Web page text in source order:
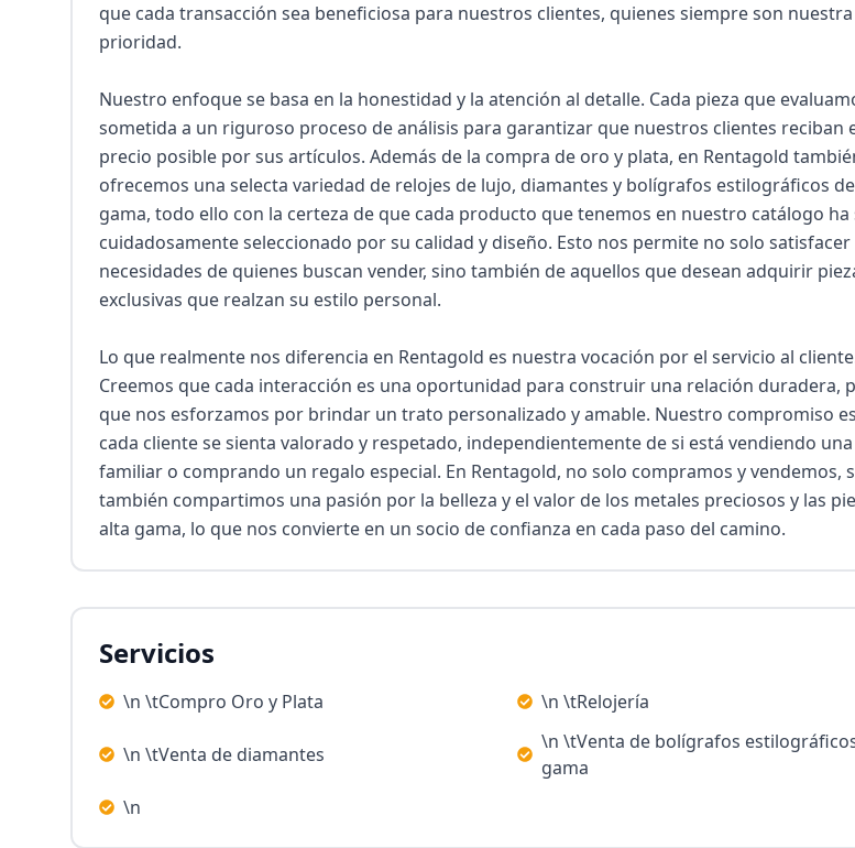
que cada transacción sea beneficiosa para nuestros clientes, quienes siempre son nuestra
prioridad.
Nuestro enfoque se basa en la honestidad y la atención al detalle. Cada pieza que
sometida a un riguroso proceso de análisis para garantizar que nuestros clientes reciban
precio posible por sus artículos. Además de la compra de oro y plata, en Rentagold
ofrecemos una selecta variedad de relojes de lujo, diamantes y bolígrafos estilográficos
gama, todo ello con la certeza de que cada producto que tenemos en nuestro catálogo ha
cuidadosamente seleccionado por su calidad y diseño. Esto nos permite no solo satisfacer
necesidades de quienes buscan vender, sino también de aquellos que desean adquirir
exclusivas que realzan su estilo personal.
Lo que realmente nos diferencia en Rentagold es nuestra vocación por el servicio al
Creemos que cada interacción es una oportunidad para construir una relación duradera,
que nos esforzamos por brindar un trato personalizado y amable. Nuestro compromiso
cada cliente se sienta valorado y respetado, independientemente de si está vendiendo
familiar o comprando un regalo especial. En Rentagold, no solo compramos y vendemos,
también compartimos una pasión por la belleza y el valor de los metales preciosos y las
alta gama, lo que nos convierte en un socio de confianza en cada paso del camino.
Servicios
\n \tCompro Oro y Plata \n \tRelojería
\n \tVenta de diamantes
\n \tVenta de bolígrafos
gama
\n